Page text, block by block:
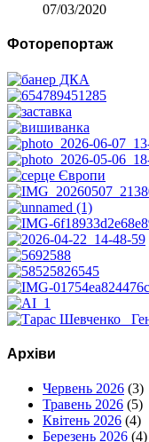
07/03/2020
Фоторепортаж
Архіви
Червень 2026 (3)
Травень 2026 (5)
Квітень 2026 (4)
Березень 2026 (4)